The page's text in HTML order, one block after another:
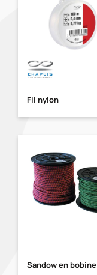
Fil nylon
Sandow en bobine